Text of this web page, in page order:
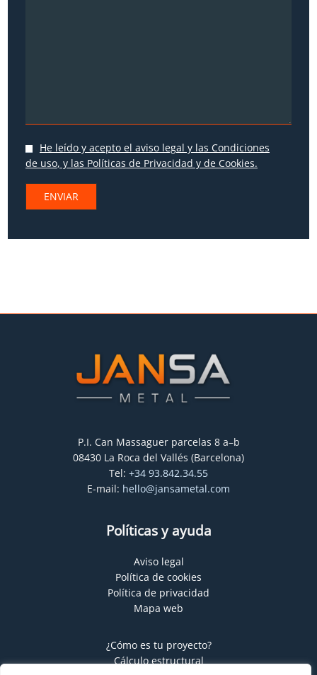
He leído y acepto el aviso legal y las Condiciones
de uso, y las Políticas de Privacidad y de Cookies.
P.I. Can Massaguer parcelas 8 a–b
08430 La Roca del Vallés (Barcelona)
Tel: +34 93.842.34.55
E-mail: hello@jansametal.com
Políticas y ayuda
Aviso legal
Política de cookies
Política de privacidad
Mapa web
¿Cómo es tu proyecto?
Cálculo estructural